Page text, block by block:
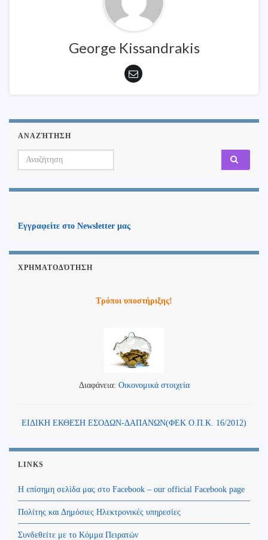
George Kissandrakis
ΑΝΑΖΉΤΗΣΗ
Search for:
Εγγραφείτε στο Newsletter μας
ΧΡΗΜΑΤΟΔΌΤΗΣΗ
Τρόποι υποστήριξης!
Διαφάνεια: Οικονομικά στοιχεία
ΕΙΔΙΚΗ ΕΚΘΕΣΗ ΕΣΟΔΩΝ-ΔΑΠΑΝΩΝ(ΦΕΚ Ο.Π.Κ. 16/2012)
LINKS
Η επίσημη σελίδα μας στο Facebook – our official Facebook page
Πολίτης και Δημόσιες Ηλεκτρονικές υπηρεσίες
Συνδεθείτε με το Κόμμα Πειρατών